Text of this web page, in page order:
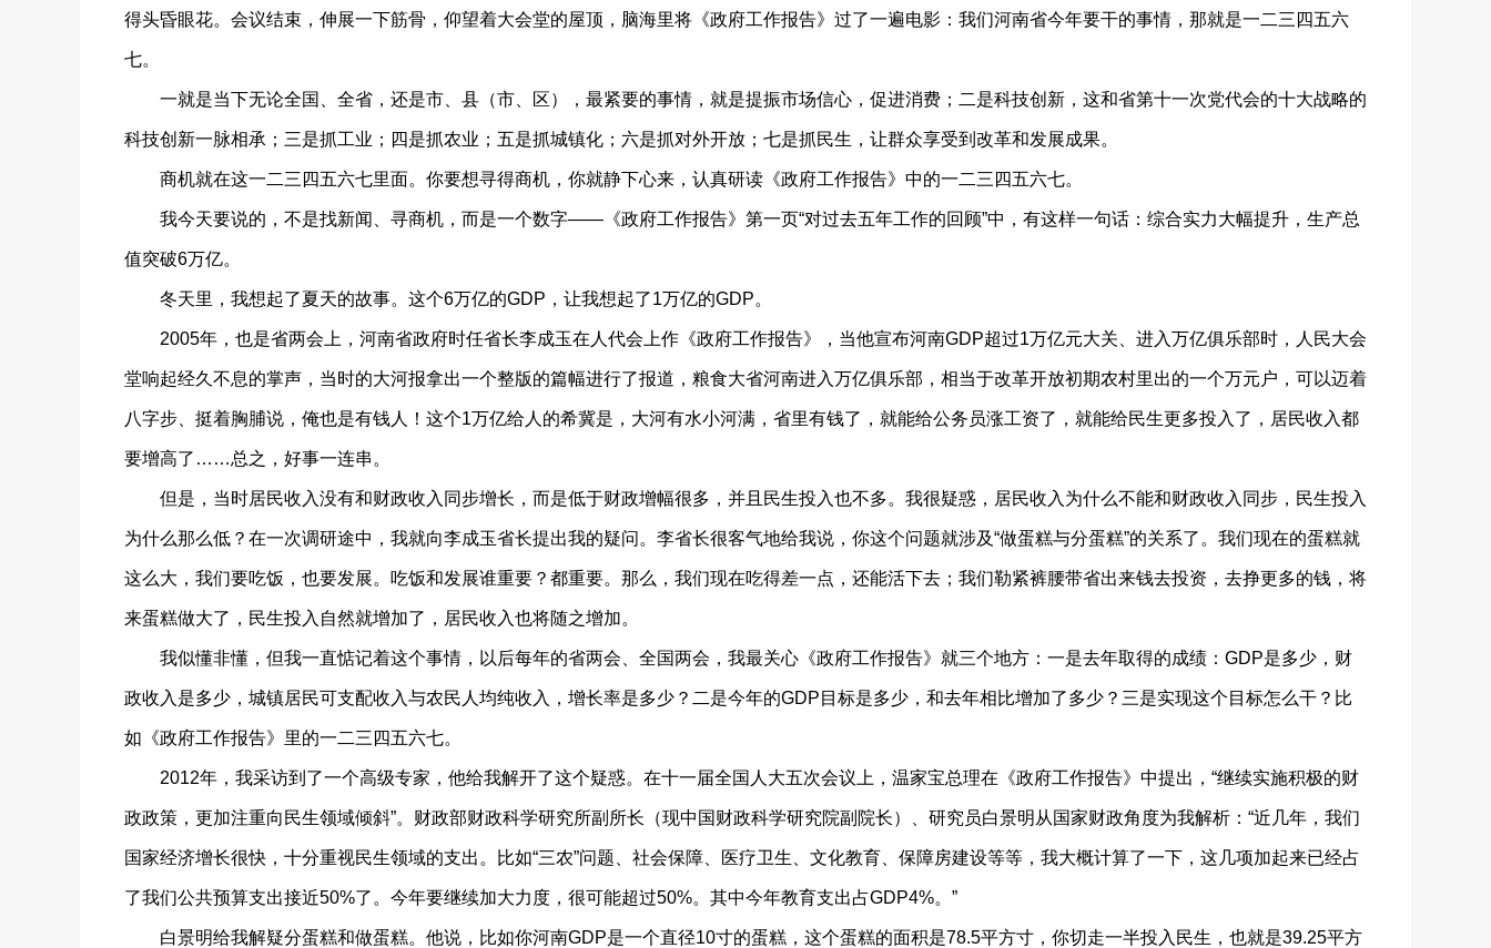
得头昏眼花。会议结束，伸展一下筋骨，仰望着大会堂的屋顶，脑海里将《政府工作报告》过了一遍电影：我们河南省今年要干的事情，那就是一二三四五六
七。
一就是当下无论全国、全省，还是市、县（市、区），最紧要的事情，就是提振市场信心，促进消费；二是科技创新，这和省第十一次党代会的十大战略的
科技创新一脉相承；三是抓工业；四是抓农业；五是抓城镇化；六是抓对外开放；七是抓民生，让群众享受到改革和发展成果。
商机就在这一二三四五六七里面。你要想寻得商机，你就静下心来，认真研读《政府工作报告》中的一二三四五六七。
我今天要说的，不是找新闻、寻商机，而是一个数字——《政府工作报告》第一页“对过去五年工作的回顾”中，有这样一句话：综合实力大幅提升，生产总
值突破6万亿。
冬天里，我想起了夏天的故事。这个6万亿的GDP，让我想起了1万亿的GDP。
2005年，也是省两会上，河南省政府时任省长李成玉在人代会上作《政府工作报告》，当他宣布河南GDP超过1万亿元大关、进入万亿俱乐部时，人民大会
堂响起经久不息的掌声，当时的大河报拿出一个整版的篇幅进行了报道，粮食大省河南进入万亿俱乐部，相当于改革开放初期农村里出的一个万元户，可以迈着
八字步、挺着胸脯说，俺也是有钱人！这个1万亿给人的希冀是，大河有水小河满，省里有钱了，就能给公务员涨工资了，就能给民生更多投入了，居民收入都
要增高了……总之，好事一连串。
但是，当时居民收入没有和财政收入同步增长，而是低于财政增幅很多，并且民生投入也不多。我很疑惑，居民收入为什么不能和财政收入同步，民生投入
为什么那么低？在一次调研途中，我就向李成玉省长提出我的疑问。李省长很客气地给我说，你这个问题就涉及“做蛋糕与分蛋糕”的关系了。我们现在的蛋糕就
这么大，我们要吃饭，也要发展。吃饭和发展谁重要？都重要。那么，我们现在吃得差一点，还能活下去；我们勒紧裤腰带省出来钱去投资，去挣更多的钱，将
来蛋糕做大了，民生投入自然就增加了，居民收入也将随之增加。
我似懂非懂，但我一直惦记着这个事情，以后每年的省两会、全国两会，我最关心《政府工作报告》就三个地方：一是去年取得的成绩：GDP是多少，财
政收入是多少，城镇居民可支配收入与农民人均纯收入，增长率是多少？二是今年的GDP目标是多少，和去年相比增加了多少？三是实现这个目标怎么干？比
如《政府工作报告》里的一二三四五六七。
2012年，我采访到了一个高级专家，他给我解开了这个疑惑。在十一届全国人大五次会议上，温家宝总理在《政府工作报告》中提出，“继续实施积极的财
政政策，更加注重向民生领域倾斜”。财政部财政科学研究所副所长（现中国财政科学研究院副院长）、研究员白景明从国家财政角度为我解析：“近几年，我们
国家经济增长很快，十分重视民生领域的支出。比如“三农”问题、社会保障、医疗卫生、文化教育、保障房建设等等，我大概计算了一下，这几项加起来已经占
了我们公共预算支出接近50%了。今年要继续加大力度，很可能超过50%。其中今年教育支出占GDP4%。”
白景明给我解疑分蛋糕和做蛋糕。他说，比如你河南GDP是一个直径10寸的蛋糕，这个蛋糕的面积是78.5平方寸，你切走一半投入民生，也就是39.25平方